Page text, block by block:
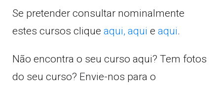
Se pretender consultar nominalmente
estes cursos clique aqui, aqui e aqui.
Não encontra o seu curso aqui? Tem fotos
do seu curso? Envie-nos para o